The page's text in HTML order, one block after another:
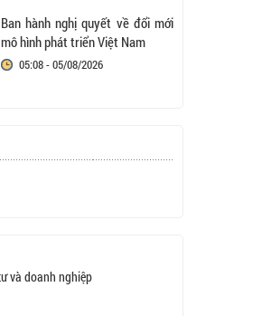
Ban hành nghị quyết về đổi mới
mô hình phát triển Việt Nam
05:08 - 05/08/2026
và doanh nghiệp